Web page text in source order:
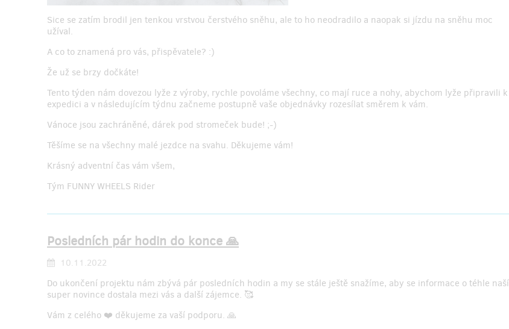
Sice se zatím brodil jen tenkou vrstvou čerstvého sněhu, ale to ho neodradilo a naopak si jízdu na sněhu moc
užíval.
A co to znamená pro vás, přispěvatele? :)
Že už se brzy dočkáte!
Tento týden nám dovezou lyže z výroby, rychle povoláme všechny, co mají ruce a nohy, abychom lyže připravili k
expedici a v následujícím týdnu začneme postupně vaše objednávky rozesílat směrem k vám.
Vánoce jsou zachráněné, dárek pod stromeček bude! ;-)
Těšíme se na všechny malé jezdce na svahu. Děkujeme vám!
Krásný adventní čas vám všem,
Tým FUNNY WHEELS Rider
Posledních pár hodin do konce 🙏
10.11.2022
Do ukončení projektu nám zbývá pár posledních hodin a my se stále ještě snažíme, aby se informace o téhle naší
super novince dostala mezi vás a další zájemce. 🥰
Vám z celého ❤️ děkujeme za vaší podporu. 🙏